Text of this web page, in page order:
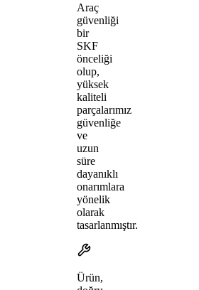
Araç
güvenliği
bir
SKF
önceliği
olup,
yüksek
kaliteli
parçalarımız
güvenliğe
ve
uzun
süre
dayanıklı
onarımlara
yönelik
olarak
tasarlanmıştır.
Ürün,